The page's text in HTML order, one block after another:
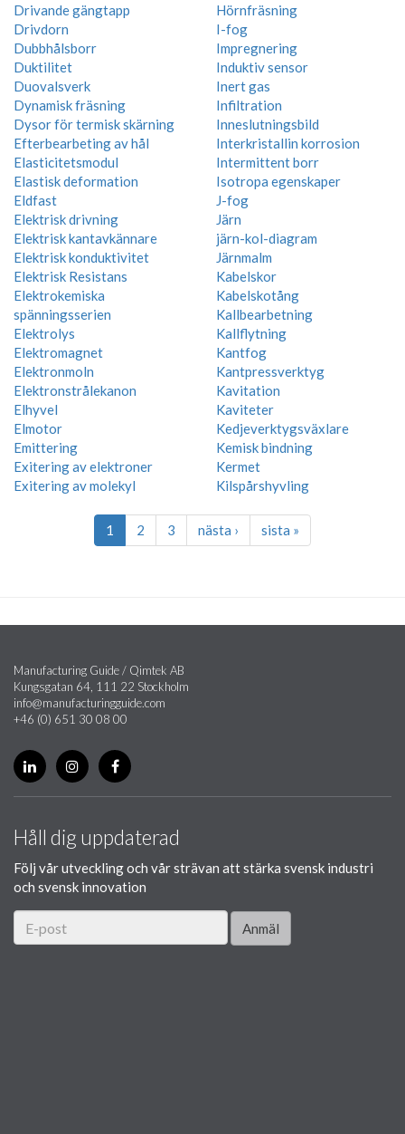
Drivande gängtapp
Drivdorn
Dubbhålsborr
Duktilitet
Duovalsverk
Dynamisk fräsning
Dysor för termisk skärning
Efterbearbeting av hål
Elasticitetsmodul
Elastisk deformation
Eldfast
Elektrisk drivning
Elektrisk kantavkännare
Elektrisk konduktivitet
Elektrisk Resistans
Elektrokemiska
spänningsserien
Elektrolys
Elektromagnet
Elektronmoln
Elektronstrålekanon
Elhyvel
Elmotor
Emittering
Exitering av elektroner
Exitering av molekyl
Hörnfräsning
I-fog
Impregnering
Induktiv sensor
Inert gas
Infiltration
Inneslutningsbild
Interkristallin korrosion
Intermittent borr
Isotropa egenskaper
J-fog
Järn
järn-kol-diagram
Järnmalm
Kabelskor
Kabelskotång
Kallbearbetning
Kallflytning
Kantfog
Kantpressverktyg
Kavitation
Kaviteter
Kedjeverktygsväxlare
Kemisk bindning
Kermet
Kilspårshyvling
1 2 3 nästa › sista »
Manufacturing Guide / Qimtek AB
Kungsgatan 64, 111 22 Stockholm
info@manufacturingguide.com
+46 (0) 651 30 08 00
Håll dig uppdaterad
Följ vår utveckling och vår strävan att stärka svensk industri
och svensk innovation
Anmäl